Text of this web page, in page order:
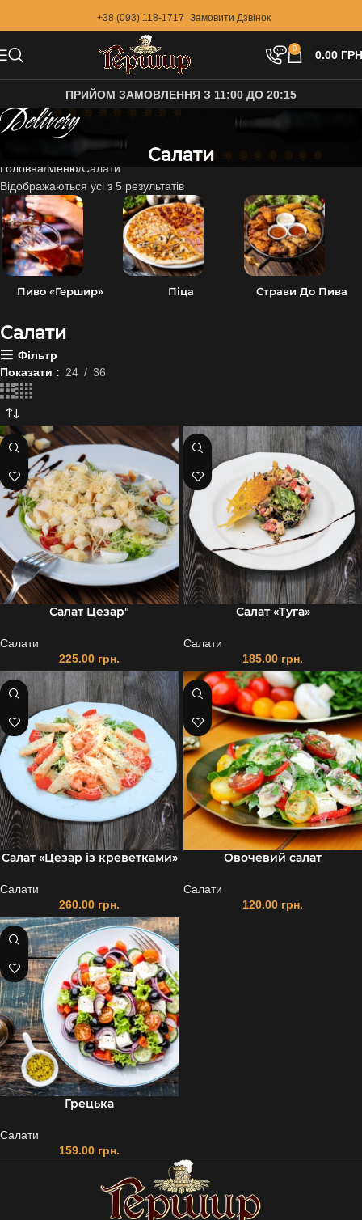
+38 (093) 118-1717 Замовити Дзвінок
0 0.00
ПРИЙОМ ЗАМОВЛЕННЯ З 11:00 ДО 20:15
Delivery
Салати
Головна Меню Салати
Відображаються усі з 5 результатів
Пиво «Гершир» Піца Страви До Пива
Салати
Фільтр
Показати
24 36
Салат Цезар"
Салати
225.00 грн.
Салат «Туга»
Салати
185.00 грн.
Салат «Цезар із креветками»
Салати
260.00 грн.
Овочевий салат
Салати
120.00 грн.
Грецька
Салати
159.00 грн.